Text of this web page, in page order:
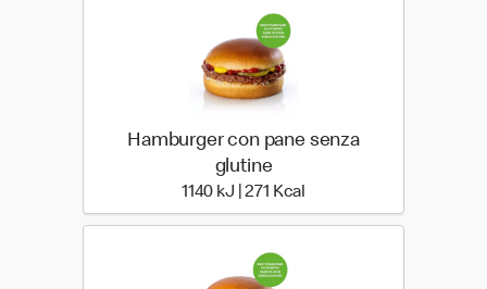
Hamburger con pane senza
glutine
1140 kJ | 271 Kcal